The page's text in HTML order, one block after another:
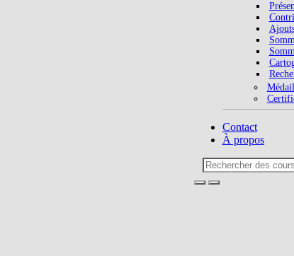
Contact
À propos